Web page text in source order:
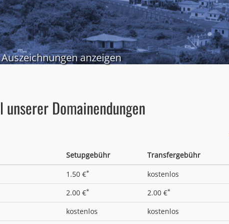
anzeigen
unserer Domainendungen
Setupgebühr Transfergebühr
1.50 €* kostenlos
2.00 €* 2.00 €*
kostenlos kostenlos